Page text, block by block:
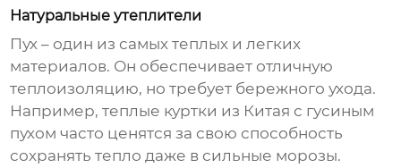
Натуральные утеплители
Пух – один из самых теплых и легких
материалов. Он обеспечивает отличную
теплоизоляцию, но требует бережного ухода.
Например,теплые куртки из Китая с гусиным
пухом часто ценятся за свою способность
сохранять тепло даже в сильные морозы.